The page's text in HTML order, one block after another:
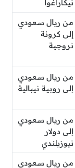
نيكاراغوا
من ريال سعودي
إلى كرونة
نروجية
من ريال سعودي
إلى روبية نيبالية
من ريال سعودي
إلى دولار
نيوزيلندي
من ريال سعودي